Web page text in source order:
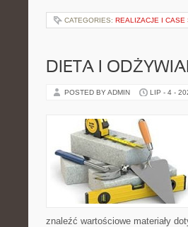
CATEGORIES: REALIZACJE I CASE
DIETA I
POSTED BY ADMIN LIP - 4 -
znaleźć wartościowe materiały